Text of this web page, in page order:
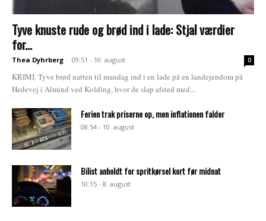
Tyve knuste rude og brød ind i lade: Stjal værdier
for...
Thea Dyhrberg - 09:51 - 10. august 0
KRIMI. Tyve brød natten til mandag ind i en lade på en landejendom på
Hedevej i Almind ved Kolding, hvor de slap afsted med...
Ferien trak priserne op, men inflationen falder
08:54 - 10. august
Bilist anholdt for spritkørsel kort før midnat
10:15 - 8. august